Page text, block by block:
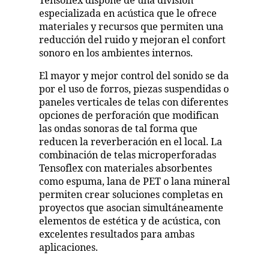
especializada en acústica que le ofrece
materiales y recursos que permiten una
reducción del ruido y mejoran el confort
sonoro en los ambientes internos.
El mayor y mejor control del sonido se da
por el uso de forros, piezas suspendidas o
paneles verticales de telas con diferentes
opciones de perforación que modifican
las ondas sonoras de tal forma que
reducen la reverberación en el local. La
combinación de telas microperforadas
Tensoflex con materiales absorbentes
como espuma, lana de PET o lana mineral
permiten crear soluciones completas en
proyectos que asocian simultáneamente
elementos de estética y de acústica, con
excelentes resultados para ambas
aplicaciones.